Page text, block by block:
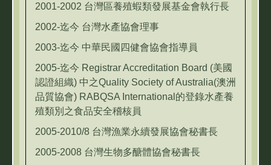
2001-2002 台灣區養殖蝦類發展基金會執行長
2002-迄今 台灣水產協會理事
2003-迄今 中華民國四健會協會指導員
2005-迄今 Registrar Accreditation Board (美國
認證組織) 中之Quality Society of Australia(澳洲
品質協會) RABQSA International的登錄水產養
殖類別之食品安全稽核員
2005-2010/8 台灣漁業永續發展協會秘書長
2005-2008 台灣生物多醣體協會秘書長